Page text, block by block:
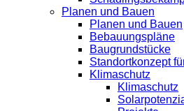
Planen und Bauen
Planen und Bauen
Bebauungspläne
Baugrundstücke
Standortkonzept
Klimaschutz
Klimaschutz